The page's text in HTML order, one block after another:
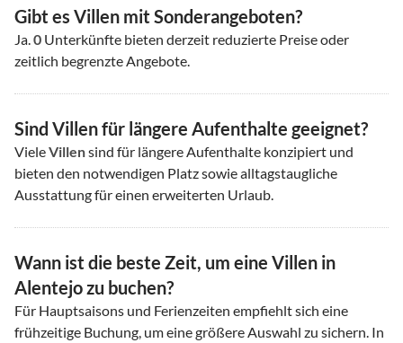
Gibt es Villen mit Sonderangeboten?
Ja.0 Unterkünfte bieten derzeit reduzierte Preise oder
zeitlich begrenzte Angebote.
Sind Villen für längere Aufenthalte geeignet?
VieleVillensind für längere Aufenthalte konzipiert und
bieten den notwendigen Platz sowie alltagstaugliche
Ausstattung für einen erweiterten Urlaub.
Wann ist die beste Zeit, um eine Villen in
Alentejo zu buchen?
Für Hauptsaisons und Ferienzeiten empfiehlt sich eine
frühzeitige Buchung, um eine größere Auswahl zu sichern. In